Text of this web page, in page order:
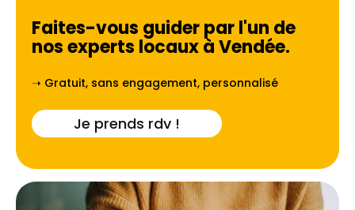
Faites-vous guider par l'un de
nos experts locaux àVendée.
➝ Gratuit, sans engagement, personnalisé
Je prends rdv !